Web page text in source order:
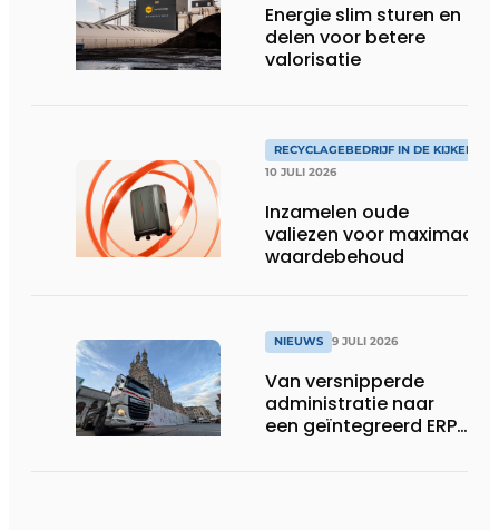
Energie slim sturen en
delen voor betere
valorisatie
RECYCLAGEBEDRIJF IN DE KIJKER
10 JULI 2026
Inzamelen oude
valiezen voor maximaal
waardebehoud
NIEUWS 9 JULI 2026
Van versnipperde
administratie naar
een geïntegreerd ERP-